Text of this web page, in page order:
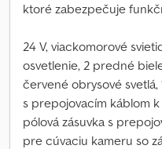
ktoré zabezpečuje
24 V, viackomorové
osvetlenie, 2 predné
červené obrysové
s prepojovacím káblom k
pólová zásuvka s
pre cúvaciu kameru so